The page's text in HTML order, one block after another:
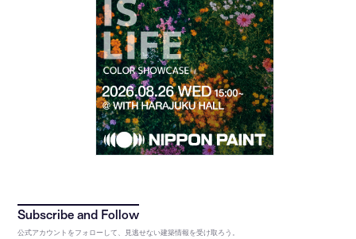
公式アカウントをフォローして、見逃せない建築情報を受け取ろう。